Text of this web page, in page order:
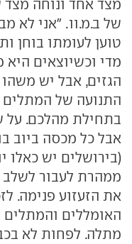
מצד אחד ונוחה מצד
של ב.מ.וו. "אני לא
טוען לעומתו בוחן
מדי וכשיוצאים
הגזים, אבל יש
התנועה של המתלים
בתחילת מהלכם. על
אבל כל מכסה ביוב
(בירושלים יש כאלו
ממהרת לעבור
את הזעזוע פנימה.
האומללים
מתלה. לפחות לא